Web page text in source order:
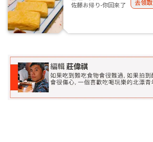
佐藤お帰り-你回來了
去領取